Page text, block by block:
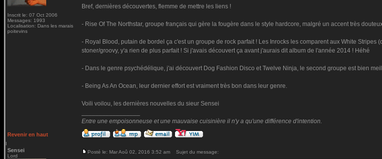
Inscrit le: 07 Oct 2006
Messages: 1993
Localisation: Dans les marais
poitevins
Bref, dernières découvertes, flemme de mettre les liens !
- Rise Of The Northstar, groupe français qui gère la fougère dans le style hardcore, malgré un accent très
- Royal Blood, putain de bordel ça c'est un groupe de rock parfait ! Les Inrocks les comparent aux White
stoner/groovy, y'a rien de plus parfait ! Si j'avais découvert ça avant j'aurais dit album de l'année 2014 ! Héhé
- Dans le genre psychédélique, j'ai découvert Dog Fashion Disco et Twelve Ninja, le second groupe est bien
- Being As An Ocean, leur dernier effort est vraiment très bon dans leur genre.
Voili voilou, les dernières nouvelles du sieur Sensei
Entre une empoisonneuse et une mauvaise cuisinière il n'y a qu'une différence d'intention.
Revenir en haut
Sensei
Lord
Posté le: Mar Aoû 02, 2016 3:52 am Sujet du message: